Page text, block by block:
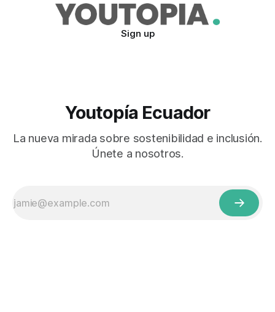
Sign up
Youtopía Ecuador
La nueva mirada sobre sostenibilidad e inclusión.
Únete a nosotros.